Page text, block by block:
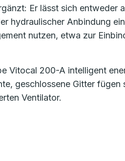
Er lässt sich entweder
hydraulischer Anbindung
nutzen, etwa zur
Vitocal 200-A intelligent
geschlossene Gitter fügen
Ventilator.